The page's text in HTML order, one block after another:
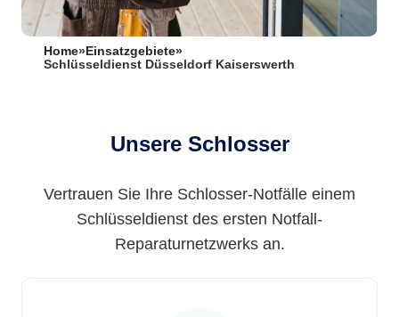
Home» Einsatzgebiete»
Schlüsseldienst Düsseldorf Kaiserswerth
Unsere Schlosser
Vertrauen Sie Ihre Schlosser-Notfälle einem
Schlüsseldienst des ersten Notfall-
Reparaturnetzwerks an.